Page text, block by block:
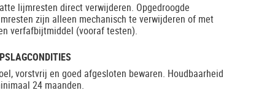
lijmresten direct verwijderen. Opgedroogde
zijn alleen mechanisch te verwijderen of met
verfafbijtmiddel (vooraf testen).
vorstvrij en goed afgesloten bewaren. Houdbaarheid
24 maanden.